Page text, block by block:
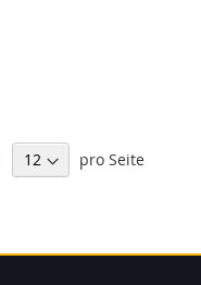
pro Seite